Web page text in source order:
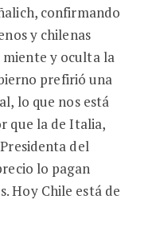
confirmando
y chilenas
miente y oculta la
prefirió una
lo que nos está
que la de Italia,
del
lo pagan
Hoy Chile está de